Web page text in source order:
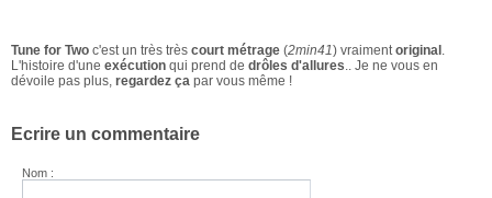
Tune for Two c'est un très très court métrage (2min41) vraimentoriginal .
L'histoire d'une exécution qui prend de drôles d'allures.. Je ne vous en
dévoile pas plus, regardez ça par vous même !
Ecrire un commentaire
Nom :